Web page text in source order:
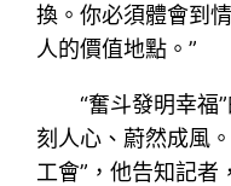
換。你必須體會到
人的價值地點。”
“奮斗發明幸福
刻人心、蔚然成風
工會”，他告知記者